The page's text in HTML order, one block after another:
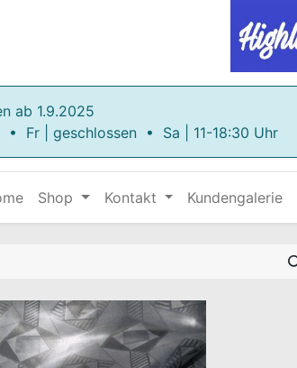
ab 1.9.2025
• Fr | geschlossen • Sa | 11-18:30 Uhr
Shop Kontakt Kundengalerie